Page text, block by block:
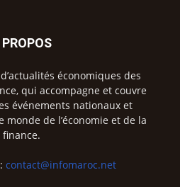
économiques des
qui accompagne et couvre
événements nationaux et
de l’économie et de la
finance.
contact@infomaroc.net